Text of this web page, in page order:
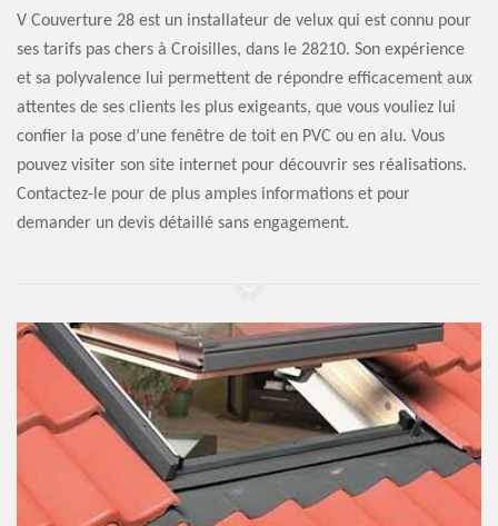
V Couverture 28 est un installateur de velux qui est connu pour
ses tarifs pas chers à Croisilles, dans le 28210. Son expérience
et sa polyvalence lui permettent de répondre efficacement aux
attentes de ses clients les plus exigeants, que vous vouliez lui
confier la pose d’une fenêtre de toit en PVC ou en alu. Vous
pouvez visiter son site internet pour découvrir ses réalisations.
Contactez-le pour de plus amples informations et pour
demander un devis détaillé sans engagement.